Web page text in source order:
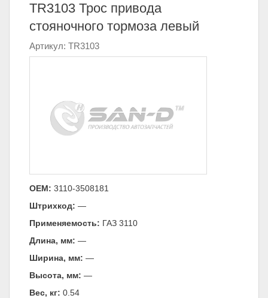
TR3103 Трос привода
стояночного тормоза левый
Артикул: TR3103
ОЕМ: 3110-3508181
Штрихкод: —
Применяемость: ГАЗ 3110
Длина, мм: —
Ширина, мм: —
Высота, мм: —
Вес, кг: 0.54